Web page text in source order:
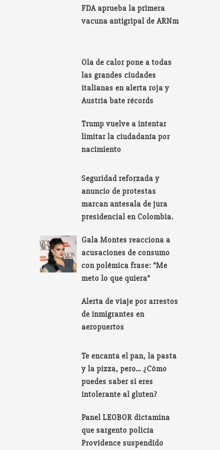
FDA aprueba la primera
vacuna antigripal de ARNm
Ola de calor pone a todas
las grandes ciudades
italianas en alerta roja y
Austria bate récords
Trump vuelve a intentar
limitar la ciudadanía por
nacimiento
Seguridad reforzada y
anuncio de protestas
marcan antesala de jura
presidencial en Colombia.
Gala Montes reacciona a
acusaciones de consumo
con polémica frase: “Me
meto lo que quiera”
Alerta de viaje por arrestos
de inmigrantes en
aeropuertos
Te encanta el pan, la pasta
y la pizza, pero… ¿Cómo
puedes saber si eres
intolerante al gluten?
Panel LEOBOR dictamina
que sargento policía
Providence suspendido